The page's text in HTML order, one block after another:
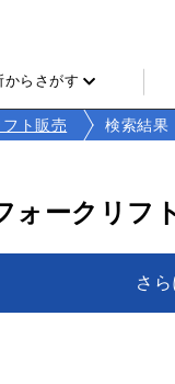
からさがす
ト販売 検索結果
ォークリフ
さ